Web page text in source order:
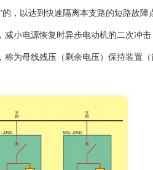
，以达到快速隔离本支路的短路故障
小电源恢复时异步电动机的二次冲
为母线残压（剩余电压）保持装置（